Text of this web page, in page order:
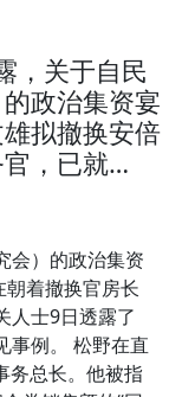
，关于自民
政治集资宴
拟撤换安倍
，已就…
会）的政治集资
朝着撤换官房长
人士9日透露了
事例。 松野在直
务总长。他被指